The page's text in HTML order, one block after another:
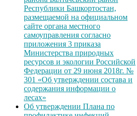
Республики Башкортостан,
размещаемой на официальном
сайте органа местного
самоуправления согласно
приложения 3 приказа
Министерства природных
ресурсов и экологии Российской
Федерации от 29 июня 2018г. №
301 «Об утверждении состава и
содержания информации о
лесах»
Об утверждении Плана по